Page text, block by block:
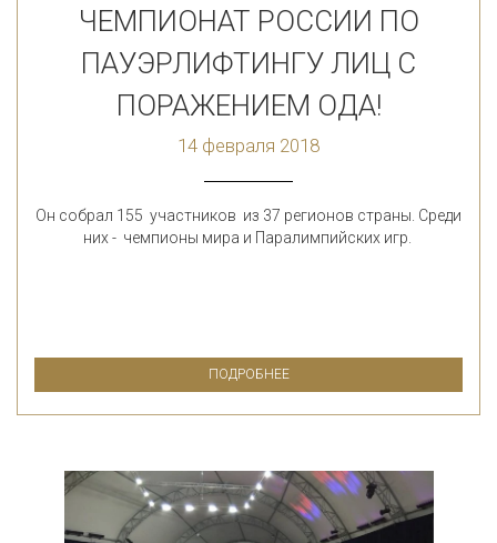
ЧЕМПИОНАТ РОССИИ ПО
ПАУЭРЛИФТИНГУ ЛИЦ С
ПОРАЖЕНИЕМ ОДА!
14 февраля 2018
Он собрал 155 участников из 37 регионов страны. Среди
них - чемпионы мира и Паралимпийских игр.
ПОДРОБНЕЕ